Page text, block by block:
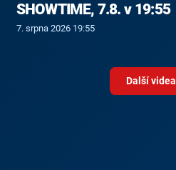
SHOWTIME, 7.8. v 19:55
7. srpna 2026 19:55
Další videa